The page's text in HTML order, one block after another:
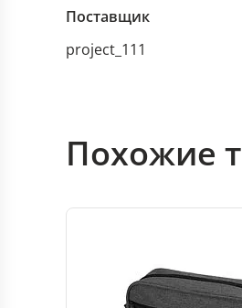
Поставщик
project_111
Похожие